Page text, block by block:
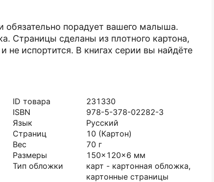
обязательно порадует вашего малыша.
Страницы сделаны из плотного картона,
не испортится. В книгах серии вы найдёте
ID товара
231330
ISBN
978-5-378-02282-3
Язык
Русский
Страниц
10 (Картон)
Вес
70 г
Размеры
150x120x6 мм
Тип обложки
карт - картонная обложка,
картонные страницы